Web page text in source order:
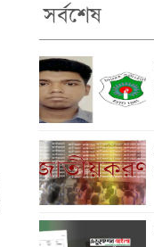
সর্বশেষ